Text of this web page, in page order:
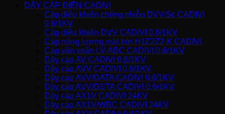
DÂY CÁP ĐIỆN CADIVI
Cáp điều khiển chống nhiễu DVV/Sc CADIVI
0,6/1KV
Cáp điều khiển DVV CADIVI 0,6/1KV
Cáp năng lượng mặt trời H1Z2Z2-K CADIVI
Cáp vặn xoắn LV-ABC CADIVI 0,6/1KV
Dây cáp AV CADIVI 0,6/1KV
Dây cáp AVV CADIVI 0,6/1KV
Dây cáp AVV/DATA CADIVI 0,6/1KV
Dây cáp AVV/DSTA CADIVI 0,6/1KV
Dây cáp AX1V CADIVI 24KV
Dây cáp AX1V/WBC CADIVI 24KV